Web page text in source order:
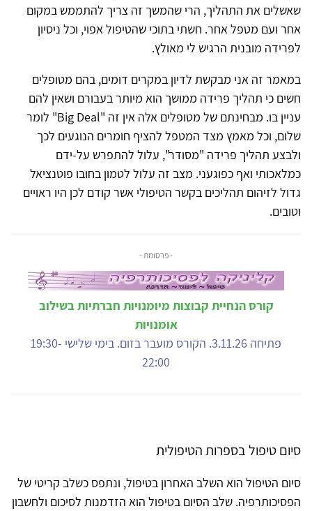
שאשלים את התהליך, הרי שהמשך זה צריך להתממש במקום
אחר ועם מטפל אחר. חשתי בתוכי שהטיפול אפוי, וכל ניסיון
לפרידה מובנית הרגיש לי מאולץ.
במאמר זה אני מבקשת לדיון במקרים דומים, בהם מטופלים
חשים כי תהליך פרידה ממושך הוא מיותר בעבורם ושאין להם
עניין בו. מבחינתם של מטופלים אלה אין זה "Big Deal" לומר
שלום, וכל מאמץ מצד המטפל להציף חומרים הנוגעים לכך
ולבצע תהליך פרידה "מסודר", עלול להתפרש על-ידם
כמלאכותי ואף כפוגעני. מצב זה עלול לטמון בחובו פוטנציאל
גדול לזיהום תהליכים בקשר הטיפולי אשר קודם לכן היו ראויים
וטובים.
- פרסומת -
קורס הנחיית קבוצות מיומנויות חברתיות בשילוב
אומנויות
פתיחה 3.11.26. הקורס מועבר בזום. בימי שלישי 19:30-
22:00
סיום טיפול בספרות הטיפולית
סיום הטיפול הוא השלב האחרון בטיפול, ונתפס כשלב קריטי של
הפסיכותרפיה. שלב הסיום בטיפול הוא הזדמנות לסיכום ולחשבון